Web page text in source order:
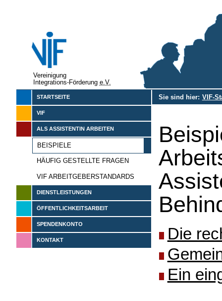
Vereinigung
Integrations-Förderung e.V.
STARTSEITE
VIF
ALS ASSISTENTIN ARBEITEN
BEISPIELE
HÄUFIG GESTELLTE FRAGEN
VIF ARBEITGEBERSTANDARDS
DIENSTLEISTUNGEN
ÖFFENTLICHKEITSARBEIT
SPENDENKONTO
KONTAKT
Sie sind hier: VIF-
Die
Ein